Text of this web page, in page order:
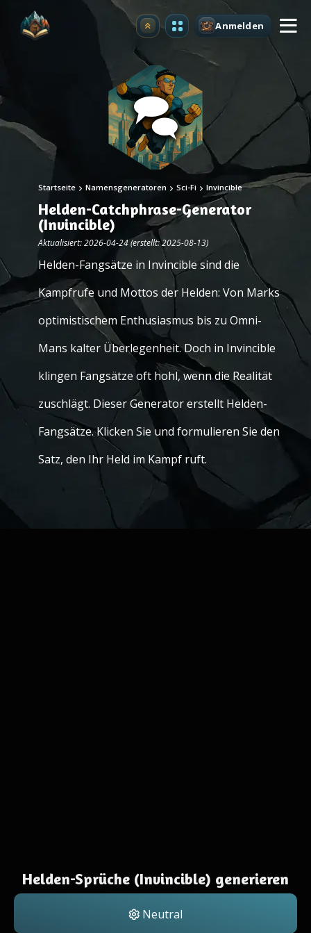
Upgrade Anmelden
Startseite Namensgeneratoren Sci-Fi Invincible
Helden-Catchphrase-Generator
(Invincible)
Aktualisiert: 2026-04-24 (erstellt: 2025-08-13)
Helden-Fangsätze in Invincible sind die
Kampfrufe und Mottos der Helden: Von Marks
optimistischem Enthusiasmus bis zu Omni-
Mans kalter Überlegenheit. Doch in Invincible
klingen Fangsätze oft hohl, wenn die Realität
zuschlägt. Dieser Generator erstellt Helden-
Fangsätze. Klicken Sie und formulieren Sie den
Satz, den Ihr Held im Kampf ruft.
Helden-Sprüche (Invincible) generieren
Neutral